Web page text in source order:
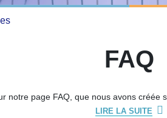
FAQ
notre page FAQ, que nous avons créée
LIRE LA SUITE